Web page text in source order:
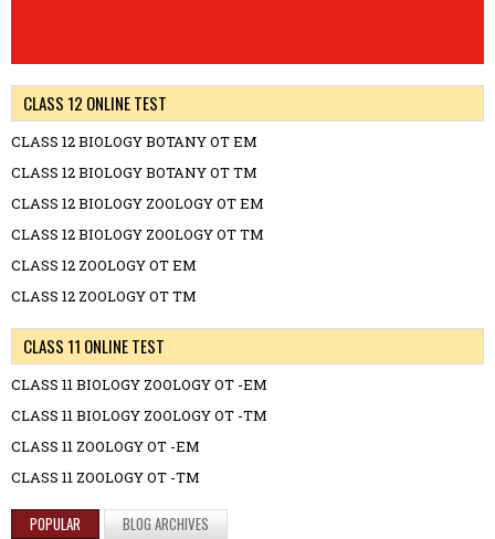
CLASS 12 ONLINE TEST
CLASS 12 BIOLOGY BOTANY OT EM
CLASS 12 BIOLOGY BOTANY OT TM
CLASS 12 BIOLOGY ZOOLOGY OT EM
CLASS 12 BIOLOGY ZOOLOGY OT TM
CLASS 12 ZOOLOGY OT EM
CLASS 12 ZOOLOGY OT TM
CLASS 11 ONLINE TEST
CLASS 11 BIOLOGY ZOOLOGY OT -EM
CLASS 11 BIOLOGY ZOOLOGY OT -TM
CLASS 11 ZOOLOGY OT -EM
CLASS 11 ZOOLOGY OT -TM
POPULAR BLOG ARCHIVES